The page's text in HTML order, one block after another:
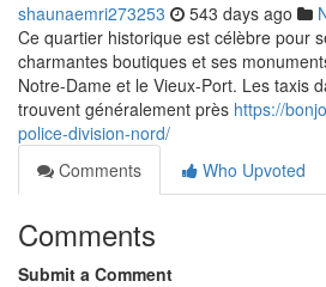
shaunaemri273253 543 days ago
Ce quartier historique est célèbre pour
charmantes boutiques et ses
Notre-Dame et le Vieux-Port. Les taxis
trouvent généralement près https://
police-division-nord/
Comments
Who Upvoted
Comments
Submit a Comment